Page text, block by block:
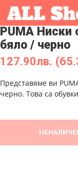
PUMA Ниски
бяло / черно
127.90лв.
Представяме ви
черно. Това са